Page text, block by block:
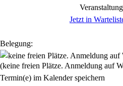
Jetzt in
Belegung:
(keine freien Plätze. Anmeldung auf
Termin(e) im Kalender speichern